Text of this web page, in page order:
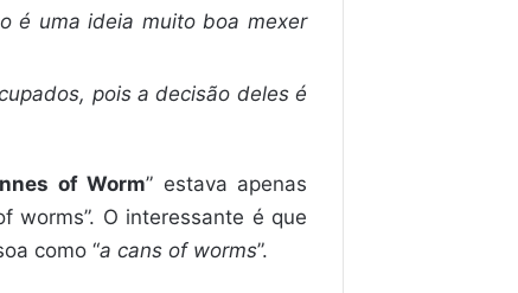
é uma ideia muito boa mexer
pois a decisão deles é
of Worm” estava apenas
worms”. O interessante é que
como “a cans of worms”.